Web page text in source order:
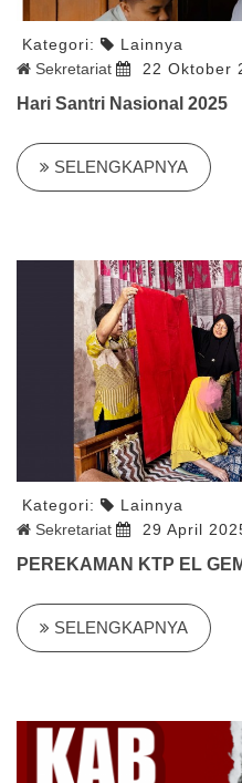
Kategori:
Lainnya
Sekretariat
22 Oktober
Hari Santri Nasional 2025
SELENGKAPNYA
Kategori:
Lainnya
Sekretariat
29 April
PEREKAMAN KTP EL
SELENGKAPNYA